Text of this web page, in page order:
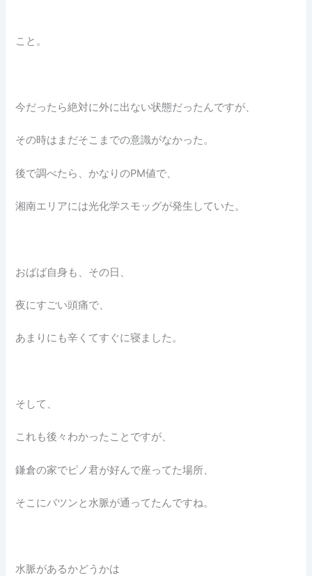
こと。
今だったら絶対に外に出ない状態だったんですが、
その時はまだそこまでの意識がなかった。
後で調べたら、かなりのPM値で、
湘南エリアには光化学スモッグが発生していた。
おばば自身も、その日、
夜にすごい頭痛で、
あまりにも辛くてすぐに寝ました。
そして、
これも後々わかったことですが、
鎌倉の家でピノ君が好んで座ってた場所、
そこにバツンと水脈が通ってたんですね。
水脈があるかどうかは